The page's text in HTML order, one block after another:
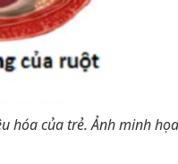
hóa của trẻ. Ảnh minh họa